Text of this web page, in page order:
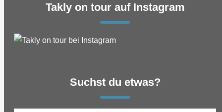
Takly on tour auf Instagram
Suchst du etwas?